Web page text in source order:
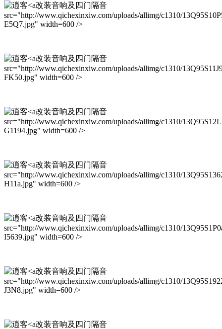
改装音响及四门隔音
src="http://www.qichexinxiw.com/uploads/allimg/c1310/
E5Q7.jpg" width=600 />
改装音响及四门隔音
src="http://www.qichexinxiw.com/uploads/allimg/c1310/
FK50.jpg" width=600 />
改装音响及四门隔音
src="http://www.qichexinxiw.com/uploads/allimg/c1310/
G1194.jpg" width=600 />
改装音响及四门隔音
src="http://www.qichexinxiw.com/uploads/allimg/c1310/
H11a.jpg" width=600 />
改装音响及四门隔音
src="http://www.qichexinxiw.com/uploads/allimg/c1310/
I5639.jpg" width=600 />
改装音响及四门隔音
src="http://www.qichexinxiw.com/uploads/allimg/c1310/
J3N8.jpg" width=600 />
改装音响及四门隔音